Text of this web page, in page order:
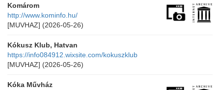
Komárom
http://www.kominfo.hu/
[MUVHAZ] (2026-05-26)
Kókusz Klub, Hatvan
https://info084912.wixsite.com/kokuszklub
[MUVHAZ] (2026-05-26)
Kóka Művház